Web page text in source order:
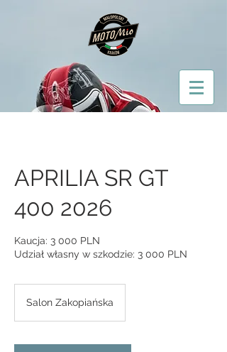
APRILIA SR GT
400 2026
Kaucja: 3 000 PLN
Udział własny w szkodzie: 3 000 PLN
Salon Zakopiańska